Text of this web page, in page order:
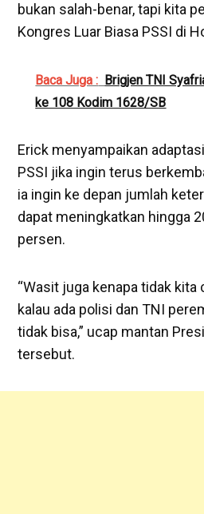
bukan salah-benar, tapi kita
Kongres Luar Biasa PSSI di
Baca Juga : Brigjen TNI
ke 108 Kodim 1628/SB
Erick menyampaikan
PSSI jika ingin terus
ia ingin ke depan jumlah
dapat meningkatkan hingga
persen.
“Wasit juga kenapa tidak kita
kalau ada polisi dan TNI
tidak bisa,” ucap mantan
tersebut.